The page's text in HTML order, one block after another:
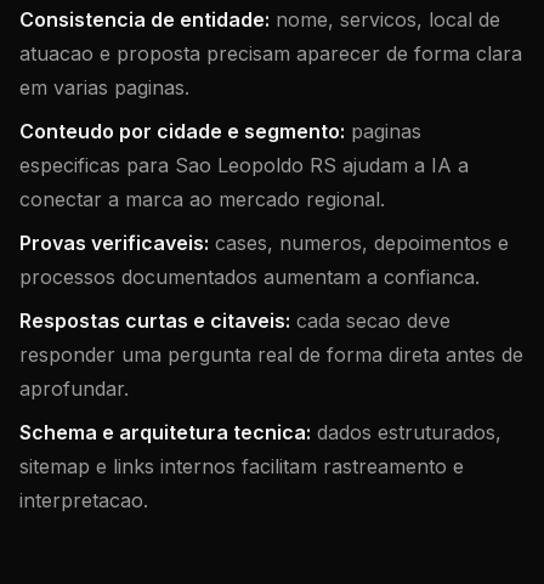
Consistencia de entidade: nome, servicos, local de
atuacao e proposta precisam aparecer de forma clara
em varias paginas.
Conteudo por cidade e segmento: paginas
especificas para Sao Leopoldo RS ajudam a IA a
conectar a marca ao mercado regional.
Provas verificaveis: cases, numeros, depoimentos e
processos documentados aumentam a confianca.
Respostas curtas e citaveis: cada secao deve
responder uma pergunta real de forma direta antes de
aprofundar.
Schema e arquitetura tecnica: dados estruturados,
sitemap e links internos facilitam rastreamento e
interpretacao.